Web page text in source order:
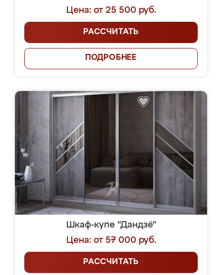
Цена: от 25 500 руб.
РАССЧИТАТЬ
ПОДРОБНЕЕ
Шкаф-купе "Дандзё"
Цена: от 57 000 руб.
РАССЧИТАТЬ